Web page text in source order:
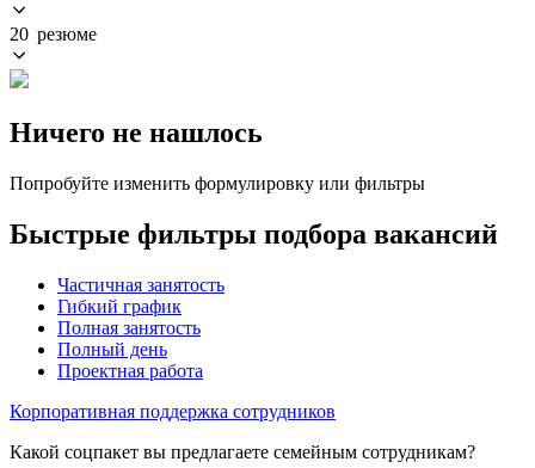
20 резюме
Ничего не нашлось
Попробуйте изменить формулировку или фильтры
Быстрые фильтры подбора вакансий
Частичная занятость
Гибкий график
Полная занятость
Полный день
Проектная работа
Корпоративная поддержка сотрудников
Какой соцпакет вы предлагаете семейным сотрудникам?